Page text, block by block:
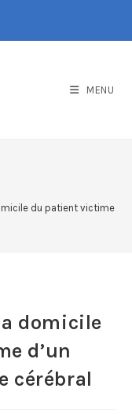
MENU
du patient victime
domicile
d’un
cérébral